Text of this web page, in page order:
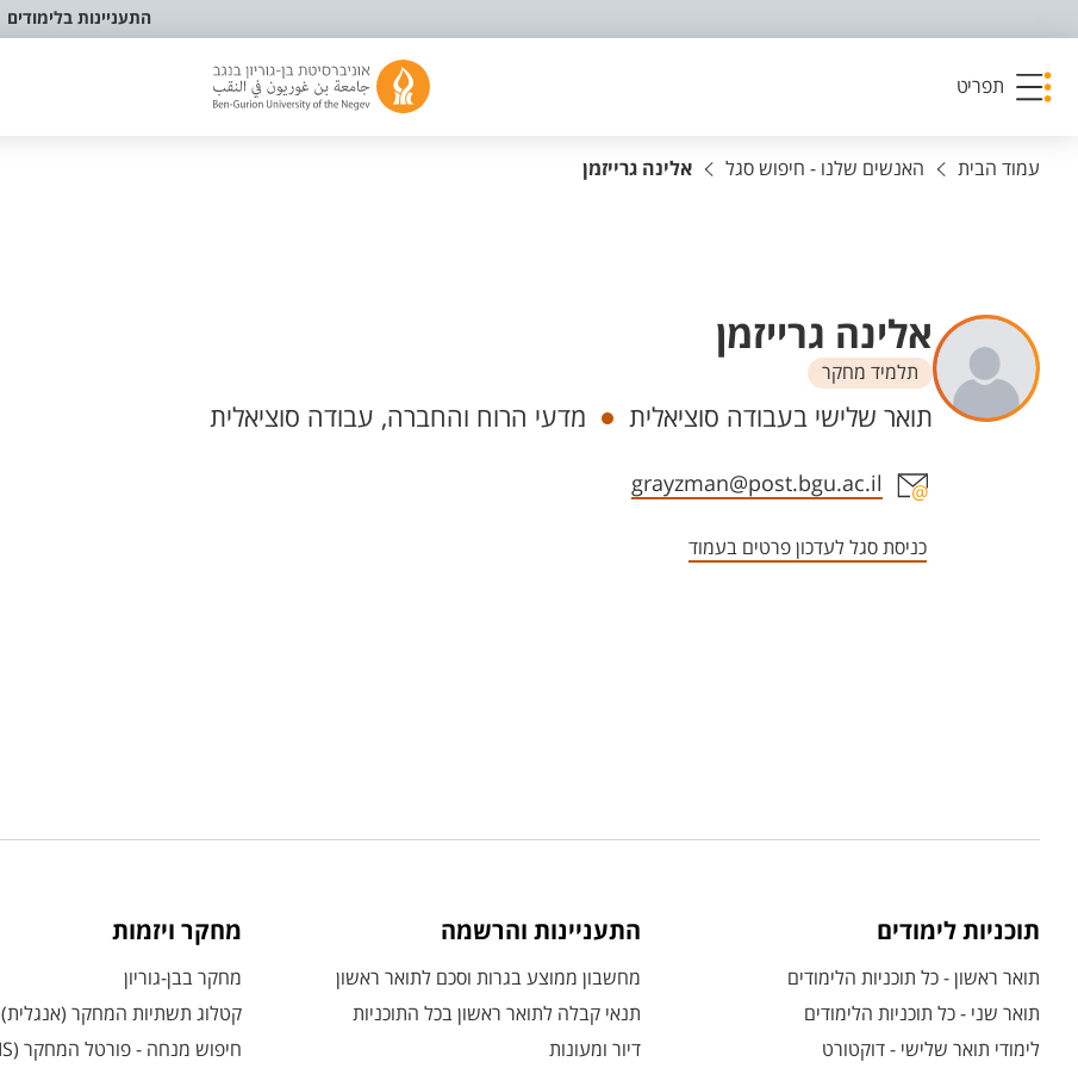
התעניינות בלימודים
תפריט
עמוד הבית האנשים שלנו - חיפוש סגל אלינה גרייזמן
אלינה גרייזמן
תלמיד מחקר
יחידות
תואר שלישי בעבודה סוציאלית מדעי הרוח והחברה, עבודה סוציאלית
אזור צור קשר עם איש הסגל
grayzman@post.bgu.ac.il
כניסת סגל לעדכון פרטים בעמוד
תוכניות לימודים
תואר ראשון - כל תוכניות הלימודים
תואר שני - כל תוכניות הלימודים
לימודי תואר שלישי - דוקטורט
התעניינות והרשמה
מחשבון ממוצע בגרות וסכם לתואר ראשון
תנאי קבלה לתואר ראשון בכל התוכניות
דיור ומעונות
מחקר ויזמות
מחקר בבן-גוריון
קטלוג תשתיות המחקר (אנגלית)
חיפוש מנחה - פורטל המחקר (CRIS)